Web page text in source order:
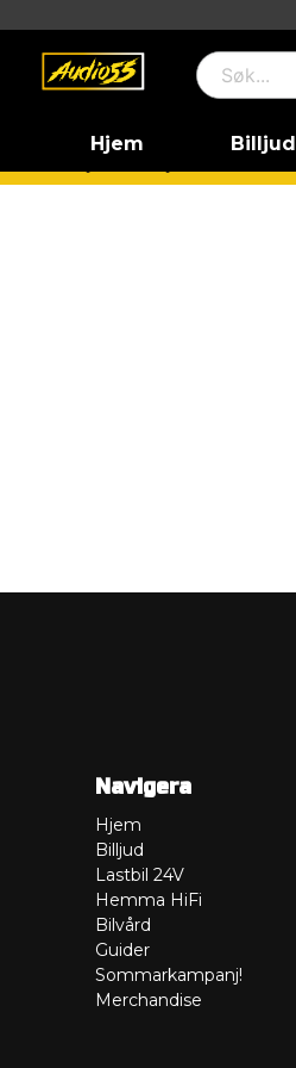
Hjem Billjud
Navigera
Hjem
Billjud
Lastbil 24V
Hemma HiFi
Bilvård
Guider
Sommarkampanj!
Merchandise